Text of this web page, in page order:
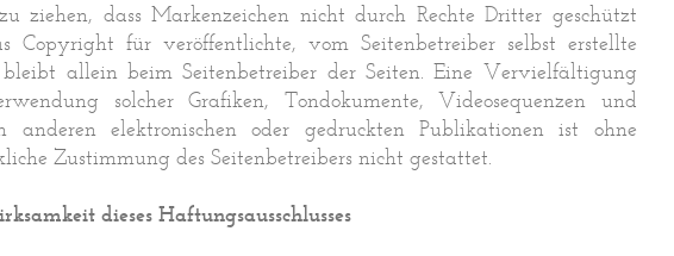
ziehen, dass Markenzeichen nicht durch Rechte Dritter geschützt
Copyright für veröffentlichte, vom Seitenbetreiber selbst erstellte
allein beim Seitenbetreiber der Seiten. Eine Vervielfältigung
solcher Grafiken, Tondokumente, Videosequenzen und
anderen elektronischen oder gedruckten Publikationen ist ohne
Zustimmung des Seitenbetreibers nicht gestattet.
dieses Haftungsausschlusses